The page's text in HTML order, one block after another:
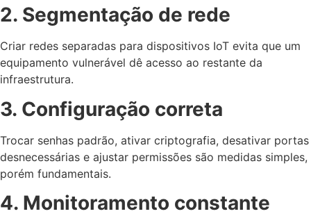
2. Segmentação de rede
Criar redes separadas para dispositivos IoT evita que um
equipamento vulnerável dê acesso ao restante da
infraestrutura.
3. Configuração correta
Trocar senhas padrão, ativar criptografia, desativar portas
desnecessárias e ajustar permissões são medidas simples,
porém fundamentais.
4. Monitoramento constante